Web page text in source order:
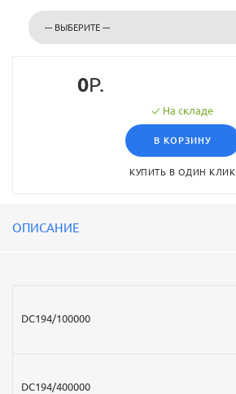
--- ВЫБЕРИТЕ ---
0Р.
На складе
В КОРЗИНУ
КУПИТЬ В ОДИН КЛИК
ОПИСАНИЕ
DC194/100000
DC194/400000